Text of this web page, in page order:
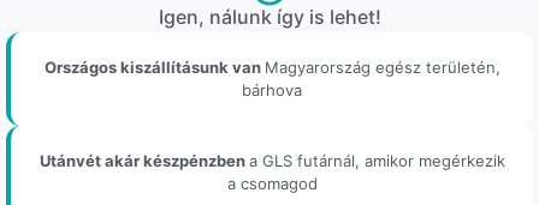
Igen, nálunk így is lehet!
Országos kiszállításunk van Magyarország egész területén,
bárhova
Utánvét akár készpénzbena GLS futárnál, amikor megérkezik
a csomagod